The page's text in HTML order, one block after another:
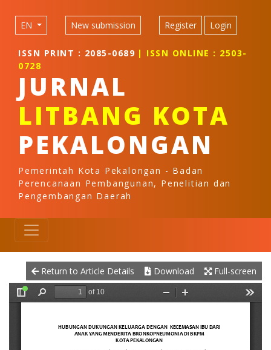
Main Navigation
Main Content
EN New submission Register Login
ISSN PRINT : 2085-0689 | ISSN ONLINE : 2503-
0728
JURNAL
LITBANG KOTA
PEKALONGAN
Pemerintah Kota Pekalongan - Badan
Perencanaan Pembangunan, Penelitian dan
Pengembangan Daerah
Return to Article Details Download Full-screen